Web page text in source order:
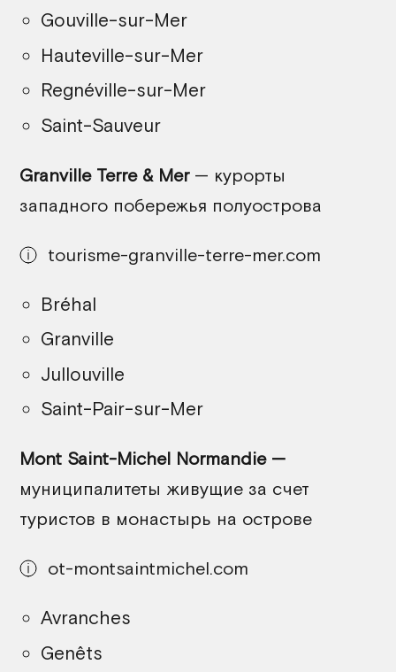
Gouville-sur-Mer
Hauteville-sur-Mer
Regnéville-sur-Mer
Saint-Sauveur
Granville Terre & Mer— курорты
западного побережья полуострова
tourisme-granville-terre-mer.com
Bréhal
Granville
Jullouville
Saint-Pair-sur-Mer
Mont Saint-Michel Normandie —
муниципалитеты живущие за счет
туристов в монастырь на острове
ot-montsaintmichel.com
Avranches
Genêts